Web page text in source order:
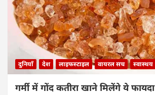
दुनियाँ देश लाइफस्टाइल वायरल सच स्वास्थय
गर्मी में गोंद कतीरा खाने मिलेंगे ये फायदा